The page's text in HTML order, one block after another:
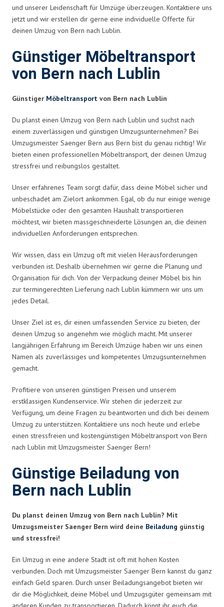
und unserer Leidenschaft für Umzüge überzeugen. Kontaktiere uns
jetzt und wir erstellen dir gerne eine individuelle Offerte für
deinen Umzug von Bern nach Lublin.
Günstiger Möbeltransport
von Bern nach Lublin
Günstiger Möbeltransport von Bern nach Lublin
Du planst einen Umzug von Bern nach Lublin und suchst nach
einem zuverlässigen und günstigen Umzugsunternehmen? Bei
Umzugsmeister Saenger Bern aus Bern bist du genau richtig! Wir
bieten einen professionellen Möbeltransport, der deinen Umzug
stressfrei und reibungslos gestaltet.
Unser erfahrenes Team sorgt dafür, dass deine Möbel sicher und
unbeschadet am Zielort ankommen. Egal, ob du nur einige wenige
Möbelstücke oder den gesamten Haushalt transportieren
möchtest, wir bieten massgeschneiderte Lösungen an, die deinen
individuellen Anforderungen entsprechen.
Wir wissen, dass ein Umzug oft mit vielen Herausforderungen
verbunden ist. Deshalb übernehmen wir gerne die Planung und
Organisation für dich. Von der Verpackung deiner Möbel bis hin
zur termingerechten Lieferung nach Lublin kümmern wir uns um
jedes Detail.
Unser Ziel ist es, dir einen umfassenden Service zu bieten, der
deinen Umzug so angenehm wie möglich macht. Mit unserer
langjährigen Erfahrung im Bereich Umzüge haben wir uns einen
Namen als zuverlässiges und kompetentes Umzugsunternehmen
gemacht.
Profitiere von unseren günstigen Preisen und unserem
erstklassigen Kundenservice. Wir stehen dir jederzeit zur
Verfügung, um deine Fragen zu beantworten und dich bei deinem
Umzug zu unterstützen. Kontaktiere uns noch heute und erlebe
einen stressfreien und kostengünstigen Möbeltransport von Bern
nach Lublin mit Umzugsmeister Saenger Bern!
Günstige Beiladung von
Bern nach Lublin
Du planst deinen Umzug von Bern nach Lublin? Mit
Umzugsmeister Saenger Bern wird deine Beiladung günstig
und stressfrei!
Ein Umzug in eine andere Stadt ist oft mit hohen Kosten
verbunden. Doch mit Umzugsmeister Saenger Bern kannst du ganz
einfach Geld sparen. Durch unser Beiladungsangebot bieten wir
dir die Möglichkeit, deine Möbel und Umzugsgüter gemeinsam mit